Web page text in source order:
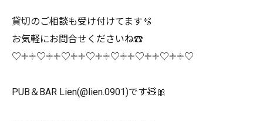
貸切のご相談も受け付けてます🫧
お気軽にお問合せくださいね☎
♡𓇬𓇬♡𓇬𓇬♡𓇬𓇬♡𓇬𓇬♡𓇬𓇬♡𓇬𓇬♡𓇬𓇬♡
PUB＆BAR Lien(@lien.0901)です🧸🎀